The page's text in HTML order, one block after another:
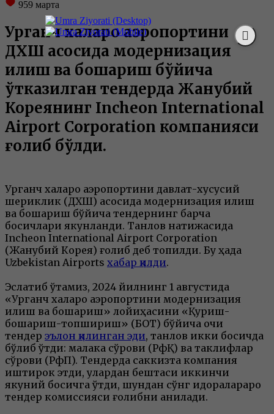
959 марта
Урганч халқаро аэропортини
ДХШ асосида модернизация
қилиш ва бошқариш бўйича
ўтказилган тендерда Жанубий
Кореянинг Incheon International
Airport Corporation компанияси
ғолиб бўлди.
Урганч халқаро аэропортини давлат-хусусий
шериклик (ДХШ) асосида модернизация қилиш
ва бошқариш бўйича тендернинг барча
босқичлари якунланди. Танлов натижасида
Incheon International Airport Corporation
(Жанубий Корея) ғолиб деб топилди. Бу ҳақда
Uzbekistan Airports хабар қилди.
Эслатиб ўтамиз, 2024 йилнинг 1 августида
«Урганч халқаро аэропортини модернизация
қилиш ва бошқариш» лойиҳасини «Қуриш-
бошқариш-топшириш» (БОТ) бўйича очиқ
тендер эълон қилинган эди, танлов икки босқичда
бўлиб ўтди: малака сўрови (РфҚ) ва таклифлар
сўрови (РфП). Тендерда саккизта компания
иштирок этди, улардан бештаси иккинчи
якуний босқичга ўтди, шундан сўнг идоралараро
тендер комиссияси ғолибни аниқлади.